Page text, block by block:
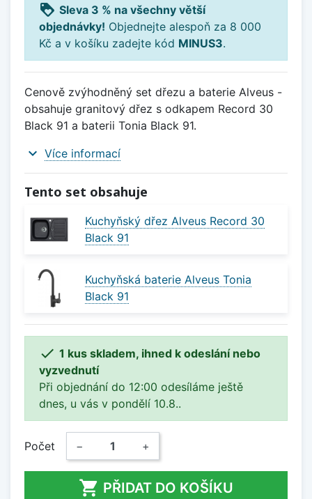
loyalty Sleva 3 % na všechny větší
objednávky! Objednejte alespoň za 8 000
Kč a v košíku zadejte kód MINUS3.
Cenově zvýhodněný set dřezu a baterie Alveus -
obsahuje granitový dřez s odkapem Record 30
Black 91 a baterii Tonia Black 91.
expand_more Více informací
Tento set obsahuje
Kuchyňský dřez Alveus Record 30
Black 91
Kuchyňská baterie Alveus Tonia
Black 91
 1 kus skladem, ihned k odeslání nebo
vyzvednutí
Při objednání do 12:00 odesíláme ještě
dnes, u vás v pondělí 10.8..
Počet − +
 PŘIDAT DO KOŠÍKU